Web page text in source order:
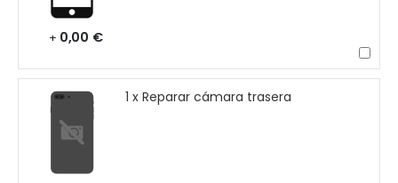
+ 0,00 €
1 x Reparar cámara trasera